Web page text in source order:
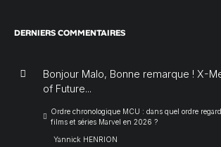
DERNIERS COMMENTAIRES
Bonjour Malo, Bonne remarque ! X-
of Future...
Ordre chronologique MCU : dans quel ordre
films et séries Marvel en 2026 ?
Yannick HENRION